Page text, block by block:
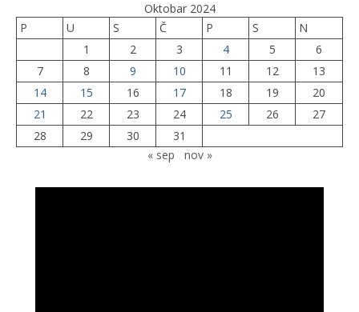
Oktobar 2024
P
U S Č P S
N
1
2 3 4 5
6
7
8 9 10 11 12
13
14
15 16 17 18 19
20
21
22 23 24 25 26
27
28
29 30
31
« sep
nov »